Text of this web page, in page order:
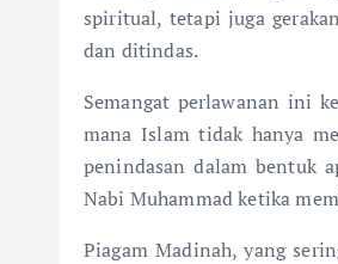
spiritual, tetapi juga
dan ditindas.
Semangat perlawanan ini
mana Islam tidak hanya
penindasan dalam bentuk
Nabi Muhammad ketika
Piagam Madinah, yang